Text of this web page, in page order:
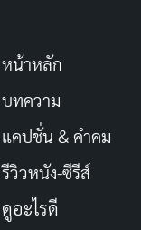
หน้าหลัก
บทความ
แคปชั่น & คำคม
รีวิวหนัง-ซีรีส์
ดูอะไรดี